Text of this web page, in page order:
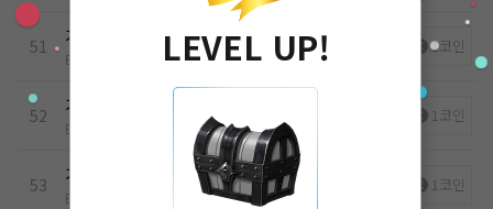
51 가애하는 봄의 당신에게 51화
Ep.51 0 0 25.05.30
1코인
52 가애하는 봄의 당신에게 52화
Ep.52 25.05.30
1코인
53 가애하는 봄의 당신에게 53화
Ep.53 25.05.30
1코인
LEVEL UP!